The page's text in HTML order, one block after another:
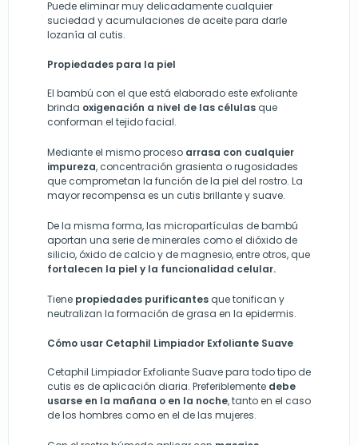
Puede eliminar muy delicadamente cualquier
suciedad y acumulaciones de aceite para darle
lozanía al cutis.
Propiedades para la piel
El bambú con el que está elaborado este exfoliante
brinda oxigenación a nivel de las células que
conforman el tejido facial.
Mediante el mismo proceso arrasa con cualquier
impureza, concentración grasienta o rugosidades
que comprometan la función de la piel del rostro. La
mayor recompensa es un cutis brillante y suave.
De la misma forma, las micropartículas de bambú
aportan una serie de minerales como el dióxido de
silicio, óxido de calcio y de magnesio, entre otros, que
fortalecen la piel y la funcionalidad celular.
Tiene propiedades purificantes que tonifican y
neutralizan la formación de grasa en la epidermis.
Cómo usar Cetaphil Limpiador Exfoliante Suave
Cetaphil Limpiador Exfoliante Suavepara todo tipo de
cutis es de aplicación diaria. Preferiblemente debe
usarse en la mañana o en la noche, tanto en el caso
de los hombres como en el de las mujeres.